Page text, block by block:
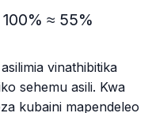
× 100\%
100% ≈ 55%
vinathibitika
sehemu asili. Kwa
kubaini mapendeleo